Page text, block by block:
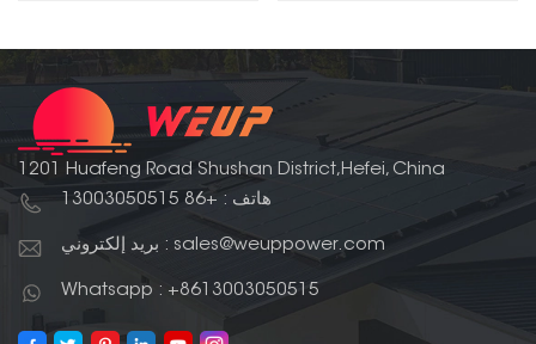
1201 Huafeng Road Shushan District,Hefei, China
هاتف : +86 13003050515
بريد إلكتروني : sales@weuppower.com
Whatsapp : +8613003050515